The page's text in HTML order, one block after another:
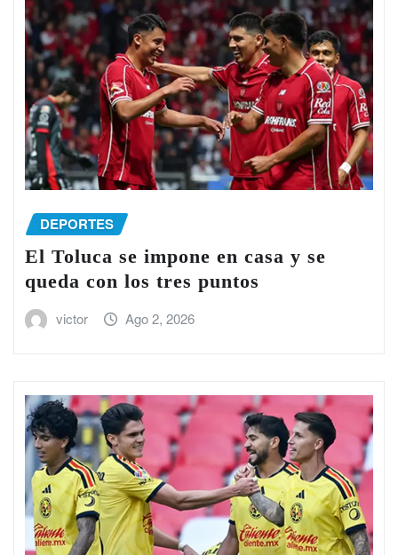
DEPORTES
El Toluca se impone en casa y se
queda con los tres puntos
victor Ago 2, 2026